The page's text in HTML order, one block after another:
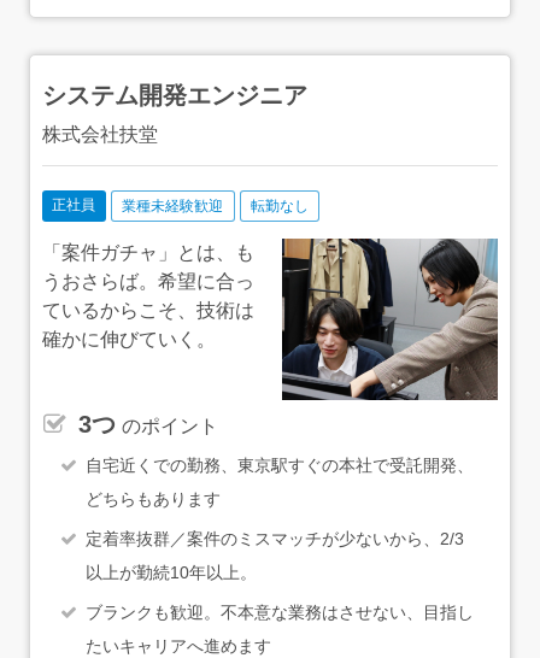
気軽に相談しやすい雰囲気もあるんですよ！
システム開発エンジニア
株式会社扶堂
正社員 業種未経験歓迎 転勤なし
「案件ガチャ」とは、も
うおさらば。希望に合っ
ているからこそ、技術は
確かに伸びていく。
3つ のポイント
自宅近くでの勤務、東京駅すぐの本社で受託開発、
どちらもあります
定着率抜群／案件のミスマッチが少ないから、2/3
以上が勤続10年以上。
ブランクも歓迎。不本意な業務はさせない、目指し
たいキャリアへ進めます